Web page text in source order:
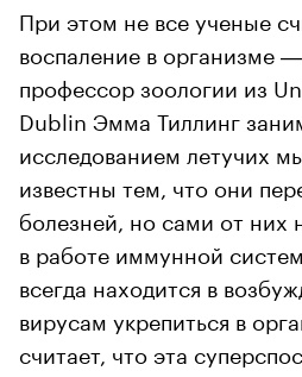
При этом не все ученые
воспаление в организме
профессор зоологии из
Dublin Эмма Тиллинг
исследованием летучих
известны тем, что они
болезней, но сами от них
в работе иммунной
всегда находится в
вирусам укрепиться в
считает, что эта